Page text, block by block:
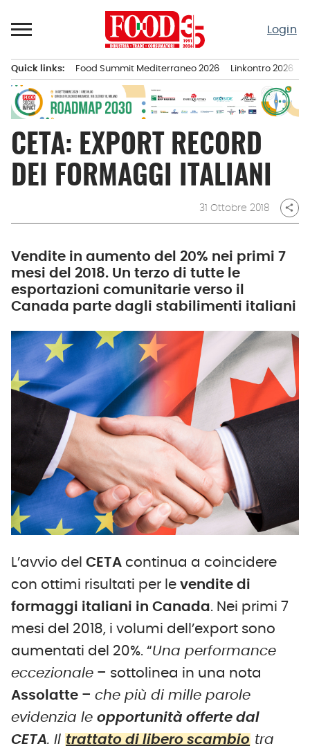
al
Login
principale
Quick links: Food Summit Mediterraneo 2026 Linkontro 2026
CETA: EXPORT RECORD
DEI FORMAGGI ITALIANI
31 Ottobre 2018 share
Vendite in aumento del 20% nei primi 7
mesi del 2018. Un terzo di tutte le
esportazioni comunitarie verso il
Canada parte dagli stabilimenti italiani
L’avvio del CETA continua a coincidere
con ottimi risultati per le vendite di
formaggi italiani in Canada. Nei primi 7
mesi del 2018, i volumi dell’export sono
aumentati del 20%. “Una performance
eccezionale – sottolinea in una nota
Assolatte – che più di mille parole
evidenzia le opportunità offerte dal
CETA. Il trattato di libero scambio tra